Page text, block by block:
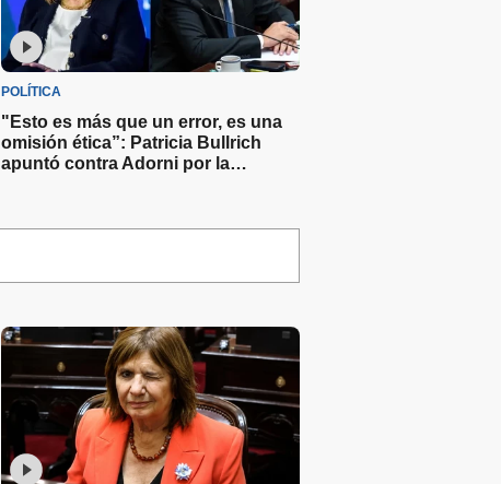
POLÍTICA
"Esto es más que un error, es una
omisión ética”: Patricia Bullrich
apuntó contra Adorni por la